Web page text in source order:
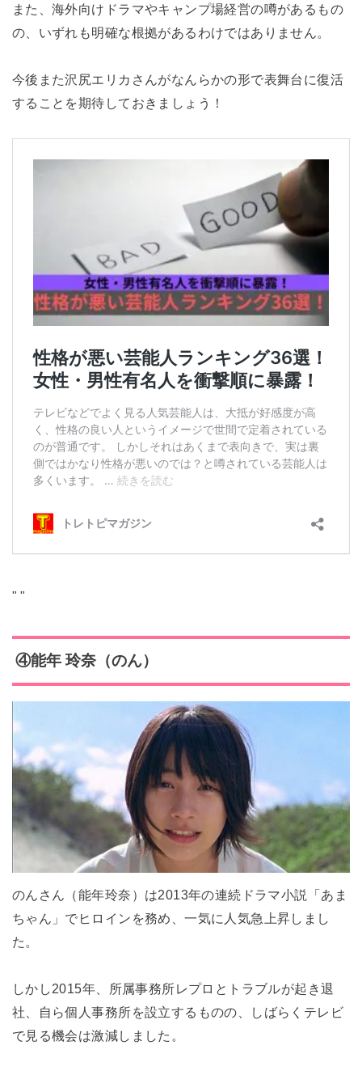
また、海外向けドラマやキャンプ場経営の噂があるもの
の、いずれも明確な根拠があるわけではありません。
今後また沢尻エリカさんがなんらかの形で表舞台に復活
することを期待しておきましょう！
" "
④能年 玲奈（のん）
のんさん（能年玲奈）は2013年の連続ドラマ小説「あま
ちゃん」でヒロインを務め、一気に人気急上昇しまし
た。
しかし2015年、所属事務所レプロとトラブルが起き退
社、自ら個人事務所を設立するものの、しばらくテレビ
で見る機会は激減しました。